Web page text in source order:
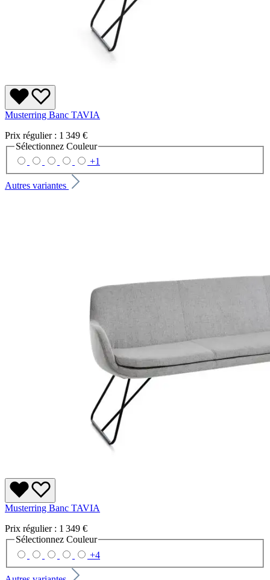
Musterring Banc TAVIA
Prix régulier : 1 349 €
Sélectionnez Couleur
+1
Autres variantes
Musterring Banc TAVIA
Prix régulier : 1 349 €
Sélectionnez Couleur
+4